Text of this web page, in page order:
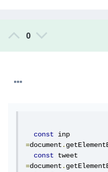
0
const
=document.
const
=document.